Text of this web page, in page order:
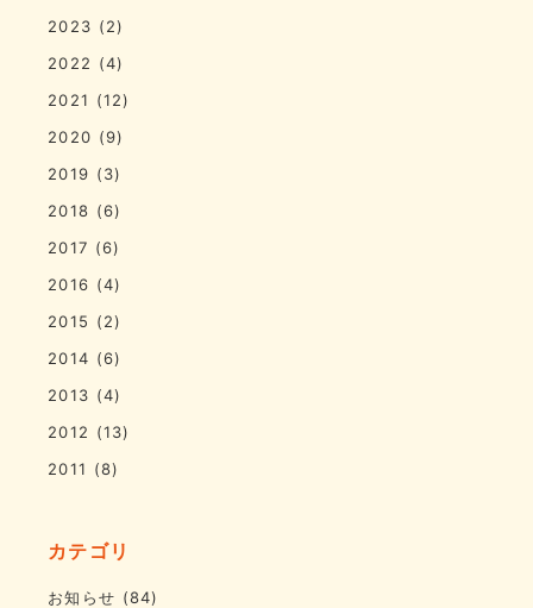
2023 (2)
2022 (4)
2021 (12)
2020 (9)
2019 (3)
2018 (6)
2017 (6)
2016 (4)
2015 (2)
2014 (6)
2013 (4)
2012 (13)
2011 (8)
カテゴリ
お知らせ (84)